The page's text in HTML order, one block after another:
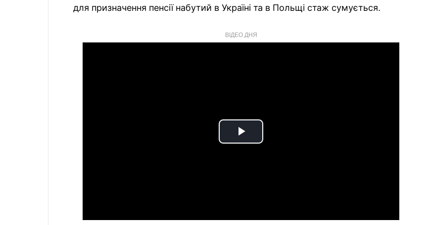
для призначення пенсії набутий в Україні та в Польщі стаж сумується.
ВІДЕО ДНЯ
Play